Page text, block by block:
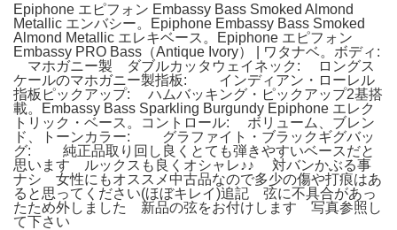
Epiphone エピフォン Embassy Bass Smoked Almond
Metallic エンバシー。Epiphone Embassy Bass Smoked
Almond Metallic エレキベース。Epiphone エピフォン
Embassy PRO Bass（Antique Ivory） | ワタナベ。ボディ:
マホガニー製 ダブルカッタウェイネック: ロングス
ケールのマホガニー製指板: インディアン・ローレル
指板ピックアップ: ハムバッキング・ピックアップ2基搭
載。Embassy Bass Sparkling Burgundy Epiphone エレク
トリック・ベース。コントロール: ボリューム、ブレン
ド、トーンカラー: グラファイト・ブラックギグバッ
グ: 純正品取り回し良くとても弾きやすいベースだと
思います ルックスも良くオシャレ♪♪ 対バンかぶる事
ナシ 女性にもオススメ中古品なので多少の傷や打痕はあ
ると思ってください(ほぼキレイ)追記 弦に不具合があっ
たため外しました 新品の弦をお付けします 写真参照し
て下さい